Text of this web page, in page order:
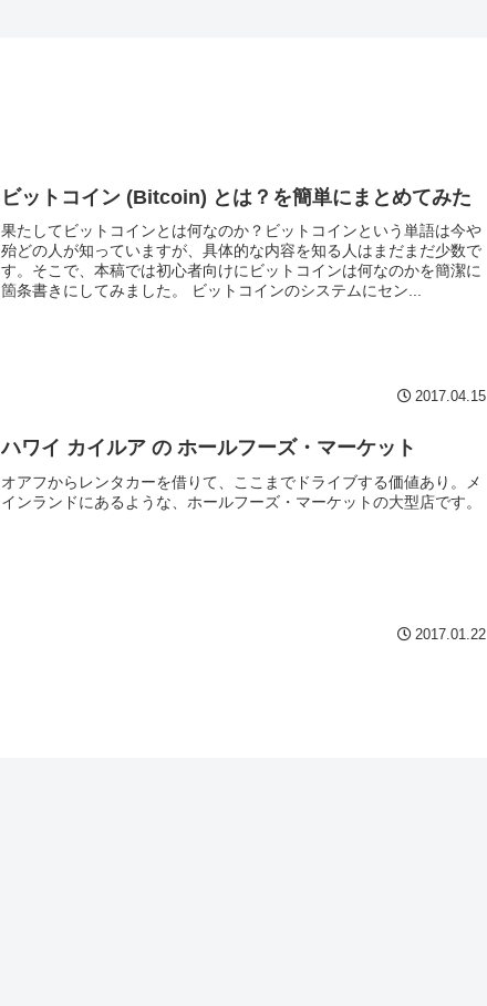
ビットコイン (Bitcoin) とは？を簡単にまとめてみた
果たしてビットコインとは何なのか？ビットコインという単語は今や
殆どの人が知っていますが、具体的な内容を知る人はまだまだ少数で
す。そこで、本稿では初心者向けにビットコインは何なのかを簡潔に
箇条書きにしてみました。 ビットコインのシステムにセン...
2017.04.15
ハワイ カイルア の ホールフーズ・マーケット
オアフからレンタカーを借りて、ここまでドライブする価値あり。メ
インランドにあるような、ホールフーズ・マーケットの大型店です。
2017.01.22